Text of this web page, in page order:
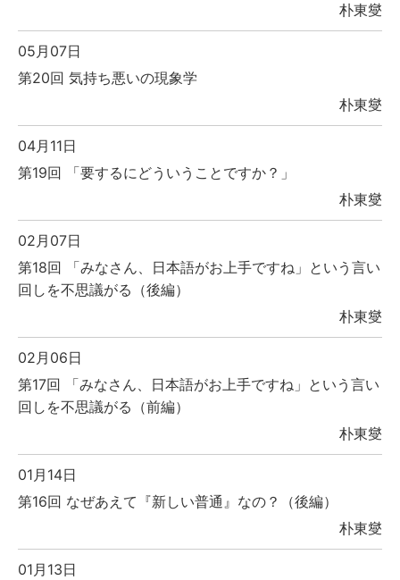
朴東燮
05月07日
第20回 気持ち悪いの現象学
朴東燮
04月11日
第19回 「要するにどういうことですか？」
朴東燮
02月07日
第18回 「みなさん、日本語がお上手ですね」という言い
回しを不思議がる（後編）
朴東燮
02月06日
第17回 「みなさん、日本語がお上手ですね」という言い
回しを不思議がる（前編）
朴東燮
01月14日
第16回 なぜあえて『新しい普通』なの？（後編）
朴東燮
01月13日